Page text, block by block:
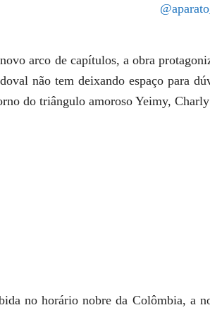
arco de capítulos, a obra
não tem deixando espaço para
do triângulo amoroso Yeimy,
no horário nobre da Colômbia, a